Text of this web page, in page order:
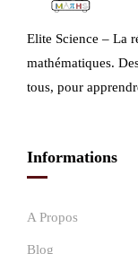
Elite Science – La
mathématiques.
tous, pour
Informations
A Propos
Blog